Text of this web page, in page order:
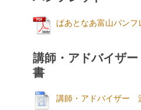
ぱあとなあ富山パンフ
講師・アドバイザ
書
講師・アドバイザー